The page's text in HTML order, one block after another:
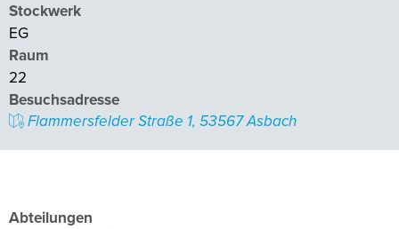
Stockwerk
EG
Raum
22
Besuchsadresse
Flammersfelder Straße 1, 53567 Asbach
Abteilungen